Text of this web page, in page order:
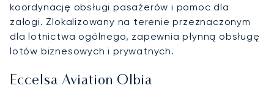
koordynację obsługi pasażerów i pomoc dla
załogi. Zlokalizowany na terenie przeznaczonym
dla lotnictwa ogólnego, zapewnia płynną obsługę
lotów biznesowych i prywatnych.
Eccelsa Aviation Olbia